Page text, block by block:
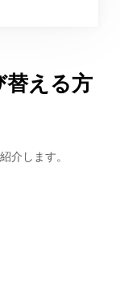
替える方
介します。